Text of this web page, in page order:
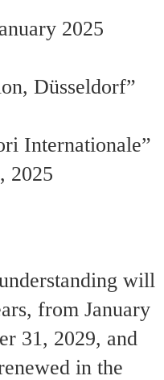
2025
Düsseldorf”
Internationale”
2025
will
from January
31, 2029, and
in the